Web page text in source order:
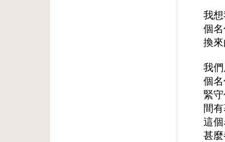
我
個
換
我
個
緊
間
這
甚